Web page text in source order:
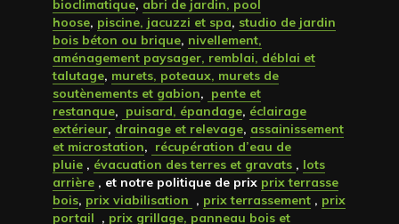
bioclimatique, abri de jardin, pool
hoose, piscine, jacuzzi et spa, studio de jardin
bois béton ou brique, nivellement,
aménagement paysager, remblai, déblai et
talutage, murets, poteaux, murets de
soutènements et gabion, pente et
restanque, puisard, épandage, éclairage
extérieur, drainage et relevage, assainissement
et microstation, récupération d’eau de
pluie , évacuation des terres et gravats , lots
arrière , et notre politique de prix prix terrasse
bois, prix viabilisation , prix terrassement , prix
portail , prix grillage, panneau bois et